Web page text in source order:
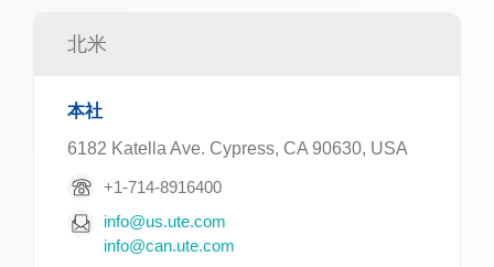
北米
本社
6182 Katella Ave. Cypress, CA 90630, USA
+1-714-8916400
info@us.ute.com
info@can.ute.com